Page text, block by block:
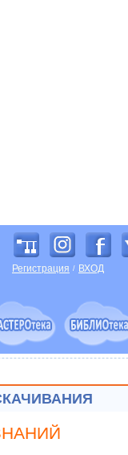
Регистрация / ВХОД